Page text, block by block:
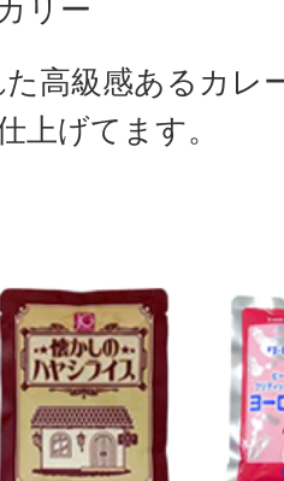
リー
高級感あるカレ
上げてます。